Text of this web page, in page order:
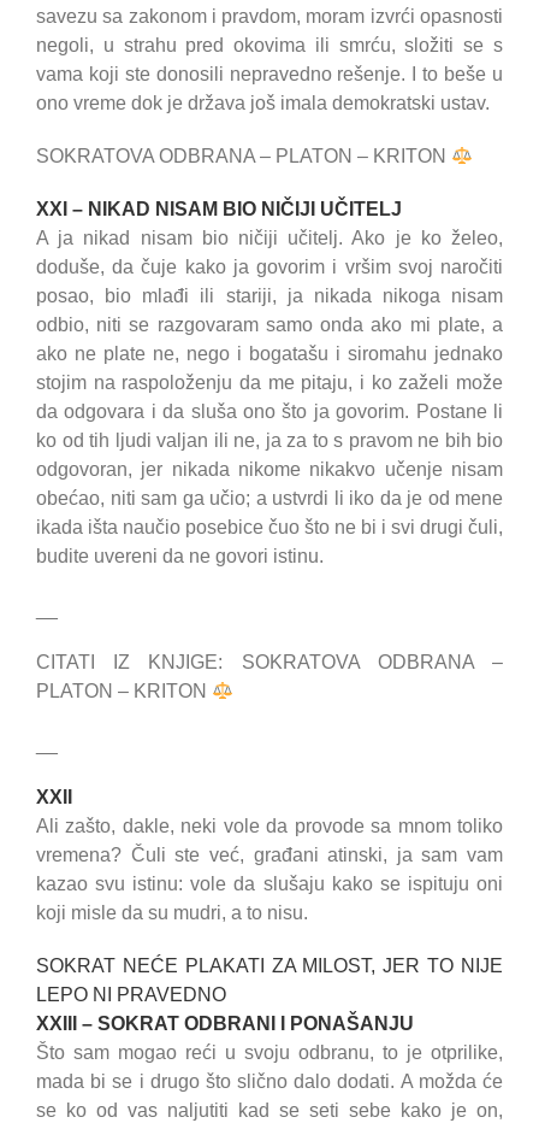
savezu sa zakonom i pravdom, moram izvrći opasnosti
negoli, u strahu pred okovima ili smrću, složiti se s
vama koji ste donosili nepravedno rešenje. I to beše u
ono vreme dok je država još imala demokratski ustav.
SOKRATOVA ODBRANA – PLATON – KRITON
XXI – NIKAD NISAM BIO NIČIJI UČITELJ
A ja nikad nisam bio ničiji učitelj. Ako je ko želeo,
doduše, da čuje kako ja govorim i vršim svoj naročiti
posao, bio mlađi ili stariji, ja nikada nikoga nisam
odbio, niti se razgovaram samo onda ako mi plate, a
ako ne plate ne, nego i bogatašu i siromahu jednako
stojim na raspoloženju da me pitaju, i ko zaželi može
da odgovara i da sluša ono što ja govorim. Postane li
ko od tih ljudi valjan ili ne, ja za to s pravom ne bih bio
odgovoran, jer nikada nikome nikakvo učenje nisam
obećao, niti sam ga učio; a ustvrdi li iko da je od mene
ikada išta naučio posebice čuo što ne bi i svi drugi čuli,
budite uvereni da ne govori istinu.
CITATI IZ KNJIGE: SOKRATOVA ODBRANA –
PLATON – KRITON
XXII
Ali zašto, dakle, neki vole da provode sa mnom toliko
vremena? Čuli ste već, građani atinski, ja sam vam
kazao svu istinu: vole da slušaju kako se ispituju oni
koji misle da su mudri, a to nisu.
SOKRAT NEĆE PLAKATI ZA MILOST, JER TO NIJE
LEPO NI PRAVEDNO
XXIII – SOKRAT ODBRANI I PONAŠANJU
Što sam mogao reći u svoju odbranu, to je otprilike,
mada bi se i drugo što slično dalo dodati. A možda će
se ko od vas naljutiti kad se seti sebe kako je on,